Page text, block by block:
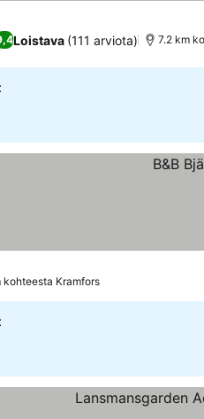
Loistava (111 arviota) 7.2 km
kohteesta Kramfors